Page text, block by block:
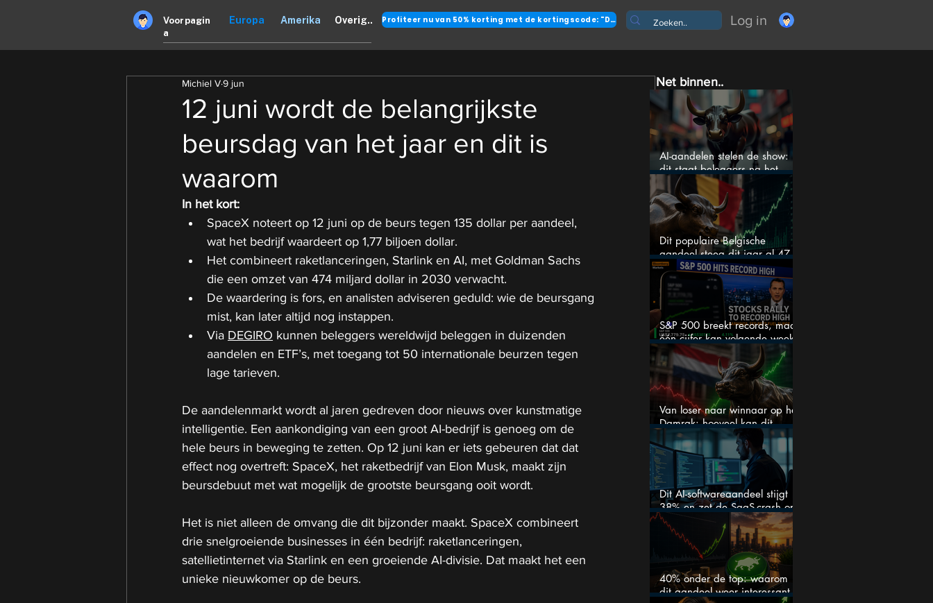
Voorpagin
a
Europa Amerika Overig.. Profiteer nu van 50% korting met de kortingscode: "DANK" Log in
12 juni wordt de belangrijkste
beursdag van het jaar en dit is
waarom
Michiel V9 jun
In het kort:
SpaceX noteert op 12 juni op de beurs tegen 135 dollar per aandeel,
wat het bedrijf waardeert op 1,77 biljoen dollar.
Het combineert raketlanceringen, Starlink en AI, met Goldman Sachs
die een omzet van 474 miljard dollar in 2030 verwacht.
De waardering is fors, en analisten adviseren geduld: wie de beursgang
mist, kan later altijd nog instappen.
Via DEGIRO kunnen beleggers wereldwijd beleggen in duizenden
aandelen en ETF’s, met toegang tot 50 internationale beurzen tegen
lage tarieven.
De aandelenmarkt wordt al jaren gedreven door nieuws over kunstmatige
intelligentie. Een aankondiging van een groot AI-bedrijf is genoeg om de
hele beurs in beweging te zetten. Op 12 juni kan er iets gebeuren dat dat
effect nog overtreft: SpaceX, het raketbedrijf van Elon Musk, maakt zijn
beursdebuut met wat mogelijk de grootste beursgang ooit wordt.
Het is niet alleen de omvang die dit bijzonder maakt. SpaceX combineert
drie snelgroeiende businesses in één bedrijf: raketlanceringen,
satellietinternet via Starlink en een groeiende AI-divisie. Dat maakt het een
unieke nieuwkomer op de beurs.
Net binnen..
AI-aandelen stelen de show:
dit staat beleggers na het
weekend te wachten
Dit populaire Belgische
aandeel steeg dit jaar al 47
procent: is er ruimte voor
meer?
S&P 500 breekt records, maar
één cijfer kan volgende week
alles veranderen
Van loser naar winnaar op het
Damrak: hoeveel kan dit
Nederlandse aandeel nog
stijgen?
Dit AI-softwareaandeel stijgt
38% en zet de SaaS-crash op
zijn kop
40% onder de top: waarom
dit aandeel weer interessant